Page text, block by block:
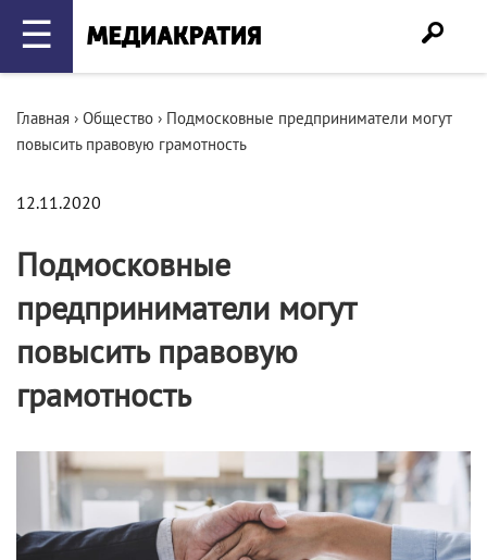
☰
Главная › Общество › Подмосковные предприниматели могут
повысить правовую грамотность
12.11.2020
Подмосковные
предприниматели могут
повысить правовую
грамотность